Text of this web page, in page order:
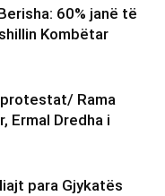
60% janë të
Kombëtar
protestat/ Rama
Ermal Dredha i
para Gjykatës